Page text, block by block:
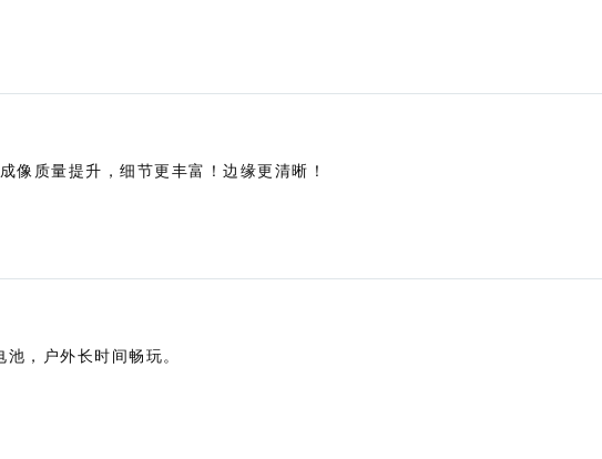
像质量提升，细节更丰富！边缘更清晰！
，户外长时间畅玩。